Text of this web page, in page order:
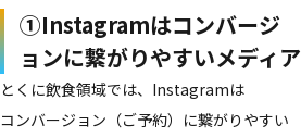
①Instagramは​コンバージ​
ョンに​繋がりやすい​メディア
とくに​飲食領域では、 Instagramは​
コンバージョン​（ご予約）に​繋がりやすい​